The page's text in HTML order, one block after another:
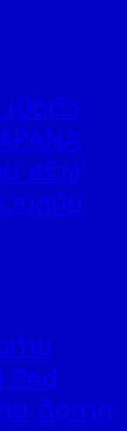
เปิดตัว
สร้าง
วมสมัย
ท้าย
Red
ย ดึงภาค